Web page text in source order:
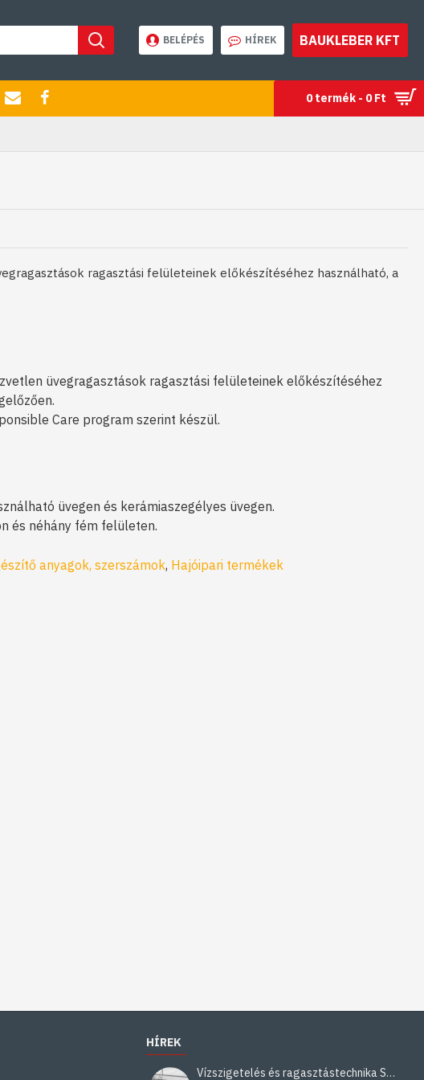
BELÉPÉS HÍREK BAUKLEBER KFT
0 termék - 0 Ft
ragasztási felületeinek előkészítéséhez használható, a
üvegragasztások ragasztási felületeinek előkészítéséhez
Care program szerint készül.
üvegen és kerámiaszegélyes üvegen.
és néhány fém felületen.
anyagok, szerszámok, Hajóipari termékek
HÍREK
Vízszigetelés és ragasztástechnika Sika minőségben